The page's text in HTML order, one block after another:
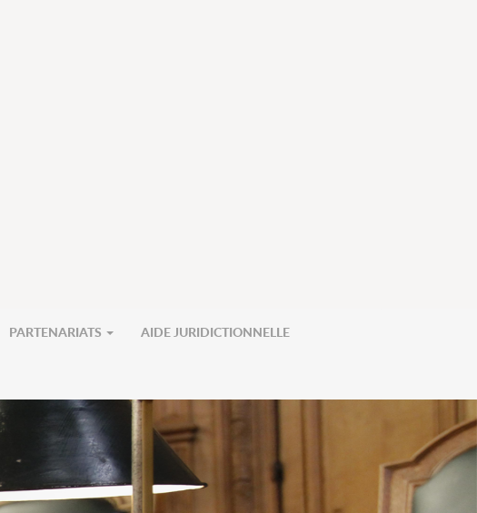
PARTENARIATS AIDE JURIDICTIONNELLE